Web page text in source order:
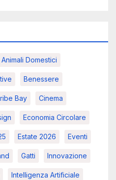
Animali Domestici
Benessere
Bay Cinema
Economia Circolare
Estate 2026 Eventi
Gatti Innovazione
Intelligenza Artificiale